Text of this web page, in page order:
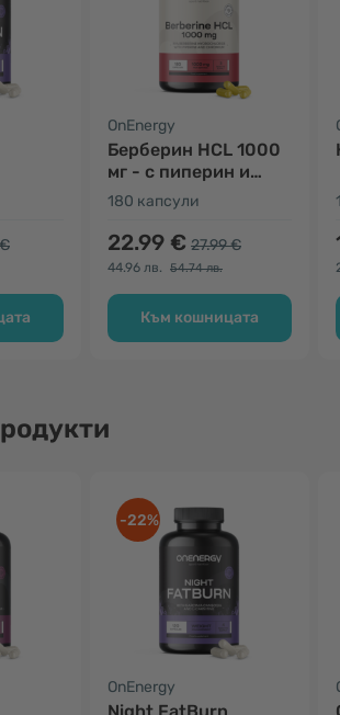
OnEnergy
Берберин HCL 1000
мг - с пиперин и
хром
180 капсули
22.99 € 27.99 €
44.96 лв. 54.74 лв.
Към кошницата
-22%
OnEnergy